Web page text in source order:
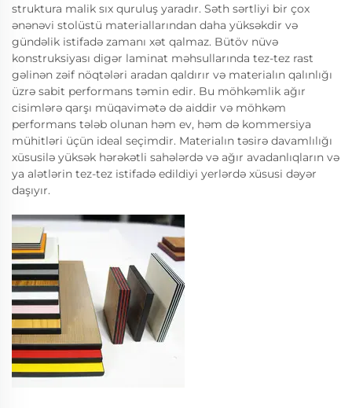
struktura malik sıx quruluş yaradır. Səth sərtliyi bir çox
ənənəvi stolüstü materiallarından daha yüksəkdir və
gündəlik istifadə zamanı xət qalmaz. Bütöv nüvə
konstruksiyası digər laminat məhsullarında tez-tez rast
gəlinən zəif nöqtələri aradan qaldırır və materialın qalınlığı
üzrə sabit performans təmin edir. Bu möhkəmlik ağır
cisimlərə qarşı müqavimətə də aiddir və möhkəm
performans tələb olunan həm ev, həm də kommersiya
mühitləri üçün ideal seçimdir. Materialın təsirə davamlılığı
xüsusilə yüksək hərəkətli sahələrdə və ağır avadanlıqların və
ya alətlərin tez-tez istifadə edildiyi yerlərdə xüsusi dəyər
daşıyır.